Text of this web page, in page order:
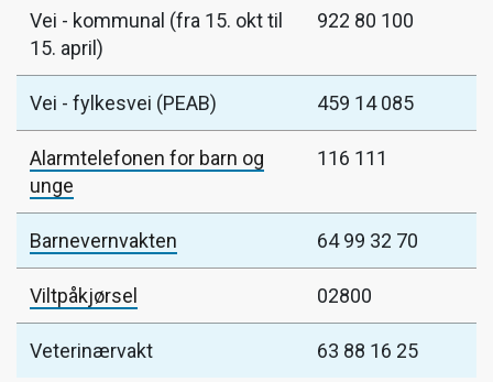
Vei - kommunal (fra 15. okt til
15. april)
922 80 100
Vei - fylkesvei (PEAB) 459 14 085
Alarmtelefonen for barn og
unge
116 111
Barnevernvakten 64 99 32 70
Viltpåkjørsel 02800
Veterinærvakt 63 88 16 25